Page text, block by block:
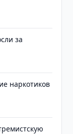
за
наркотиков